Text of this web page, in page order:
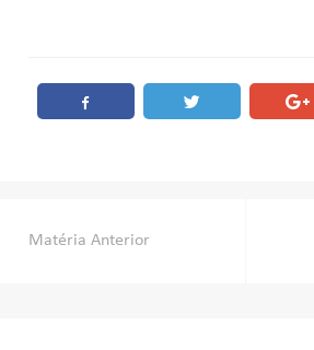
Post
Matéria Anterior